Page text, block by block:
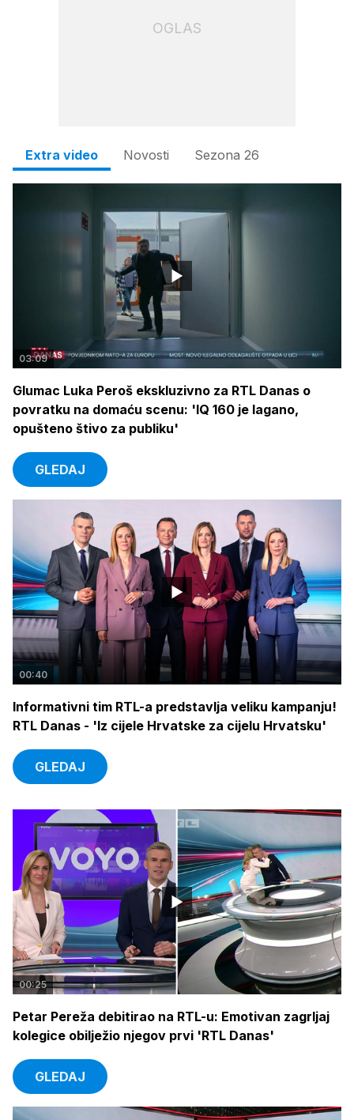
OGLAS
Extra video Novosti Sezona 26
03:09
Glumac Luka Peroš ekskluzivno za RTL Danas o
povratku na domaću scenu: 'IQ 160 je lagano,
opušteno štivo za publiku'
GLEDAJ
00:40
Informativni tim RTL-a predstavlja veliku kampanju!
RTL Danas - 'Iz cijele Hrvatske za cijelu Hrvatsku'
GLEDAJ
00:25
Petar Pereža debitirao na RTL-u: Emotivan zagrljaj
kolegice obilježio njegov prvi 'RTL Danas'
GLEDAJ